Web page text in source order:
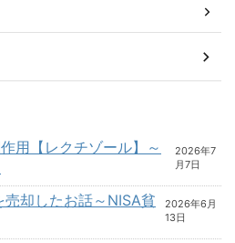
用【レクチゾール】～
2026年7
月7日
売却したお話～NISA貧
2026年6月
13日